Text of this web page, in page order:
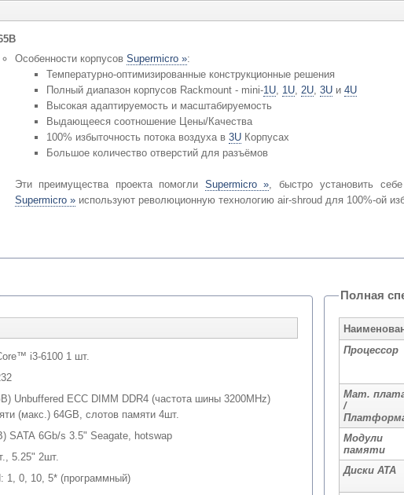
Особенности корпусов Supermicro »:
Температурно-оптимизированные конструкционные решения
Полный диапазон корпусов Rackmount - mini-1U, 1U, 2U, 3Uи 4U
Высокая адаптируемость и масштабируемость
Выдающееся соотношение Цены/Качества
100% избыточность потока воздуха в 3UКорпусах
Большое количество отверстий для разъёмов
Эти преимущества проекта помогли Supermicro », быстро установить
Supermicro »используют революционную технологию air-shroud для 100%-ой
i3-6100 1 шт.
Unbuffered ECC DIMM DDR4 (частота шины 3200MHz)
(макс.) 64GB, слотов памяти 4шт.
SATA 6Gb/s 3.5" Seagate, hotswap
5.25" 2шт.
1, 0, 10, 5* (программный)
Полная
Процессор
Мат.
/
Модули
памяти
Диски ATA